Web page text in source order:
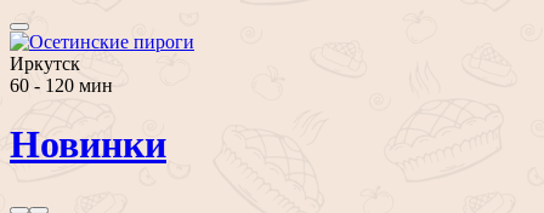
Иркутск
60 - 120 мин
Новинки